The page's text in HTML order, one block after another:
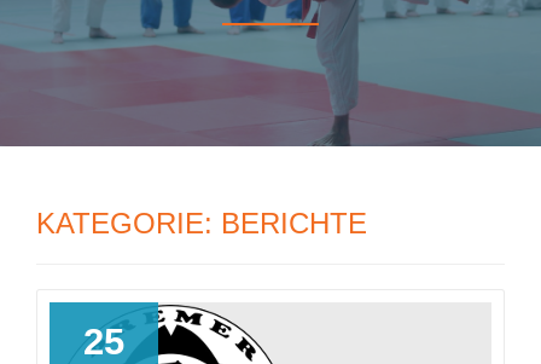
KATEGORIE: BERICHTE
25